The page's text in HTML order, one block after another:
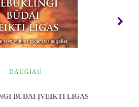
Esu atsidavęs ir tiems,
kad mano dvasinis
žmonijai ir po dviejų ar
kad mano veiklos vaisiai
vanduo dykumos oazėje.
DAUGIAU
BŪDAI ĮVEIKTI LIGAS